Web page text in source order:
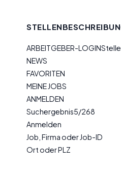
ARBEITGEBER-
NEWS
FAVORITEN
MEINE JOBS
ANMELDEN
Suchergebnis5/268
Anmelden
Job, Firma oder Job-ID
Ort oder PLZ